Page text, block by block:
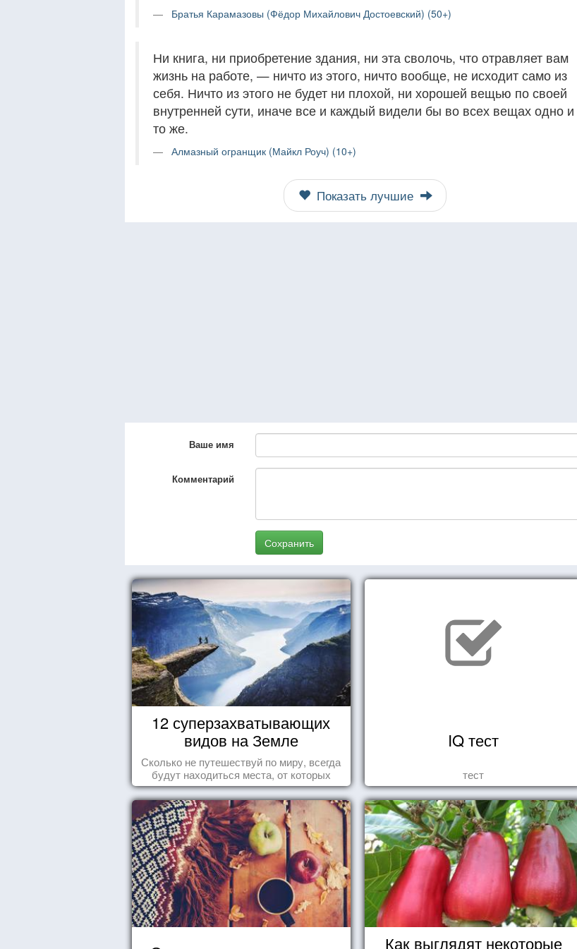
Братья Карамазовы (Фёдор Михайлович Достоевский) (50+)
Ни книга, ни приобретение здания, ни эта сволочь, что отравляет вам
жизнь на работе, — ничто из этого, ничто вообще, не исходит само из
себя. Ничто из этого не будет ни плохой, ни хорошей вещью по своей
внутренней сути, иначе все и каждый видели бы во всех вещах одно и
то же.
Алмазный огранщик (Майкл Роуч) (10+)
Показать лучшие
Ваше имя
Комментарий
Сохранить
12 суперзахватывающих
видов на Земле
Сколько не путешествуй по миру, всегда
будут находиться места, от которых
перехватывает дух и кружится голова...
IQ тест
тест
Как выглядят некоторые